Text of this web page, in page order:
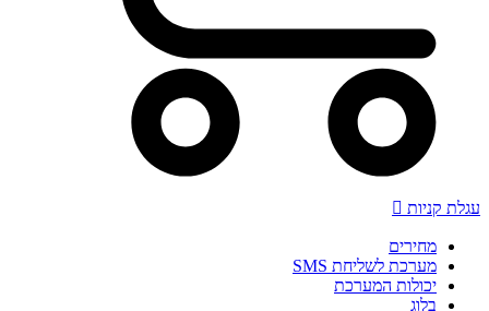
עגלת קניות
מחירים
מערכת לשליחת SMS
יכולות המערכת
בלוג